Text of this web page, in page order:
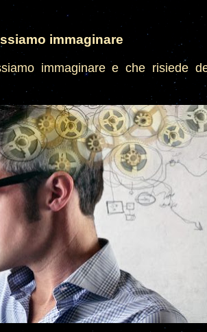
immaginare
immaginare e che risiede